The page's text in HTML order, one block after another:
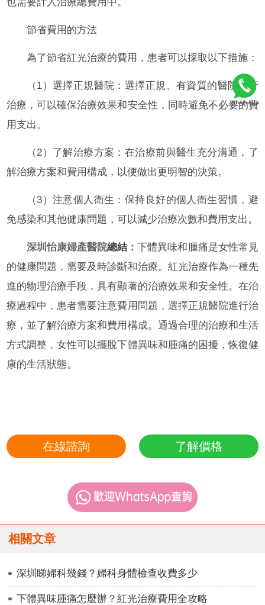
節省費用的方法
為了節省紅光治療的費用，患者可以採取以下措施：
（1）選擇正規醫院：選擇正規、有資質的醫院進行
治療，可以確保治療效果和安全性，同時避免不必要的費
用支出。
（2）了解治療方案：在治療前與醫生充分溝通，了
解治療方案和費用構成，以便做出更明智的決策。
（3）注意個人衛生：保持良好的個人衛生習慣，避
免感染和其他健康問題，可以減少治療次數和費用支出。
深圳怡康婦產醫院總結：下體異味和腫痛是女性常見
的健康問題，需要及時診斷和治療。紅光治療作為一種先
進的物理治療手段，具有顯著的治療效果和安全性。在治
療過程中，患者需要注意費用問題，選擇正規醫院進行治
療，並了解治療方案和費用構成。通過合理的治療和生活
方式調整，女性可以擺脫下體異味和腫痛的困擾，恢復健
康的生活狀態。
在線諮詢 了解價格
相關文章
深圳睇婦科幾錢？婦科身體檢查收費多少
下體異味腫痛怎麼辦？紅光治療費用全攻略